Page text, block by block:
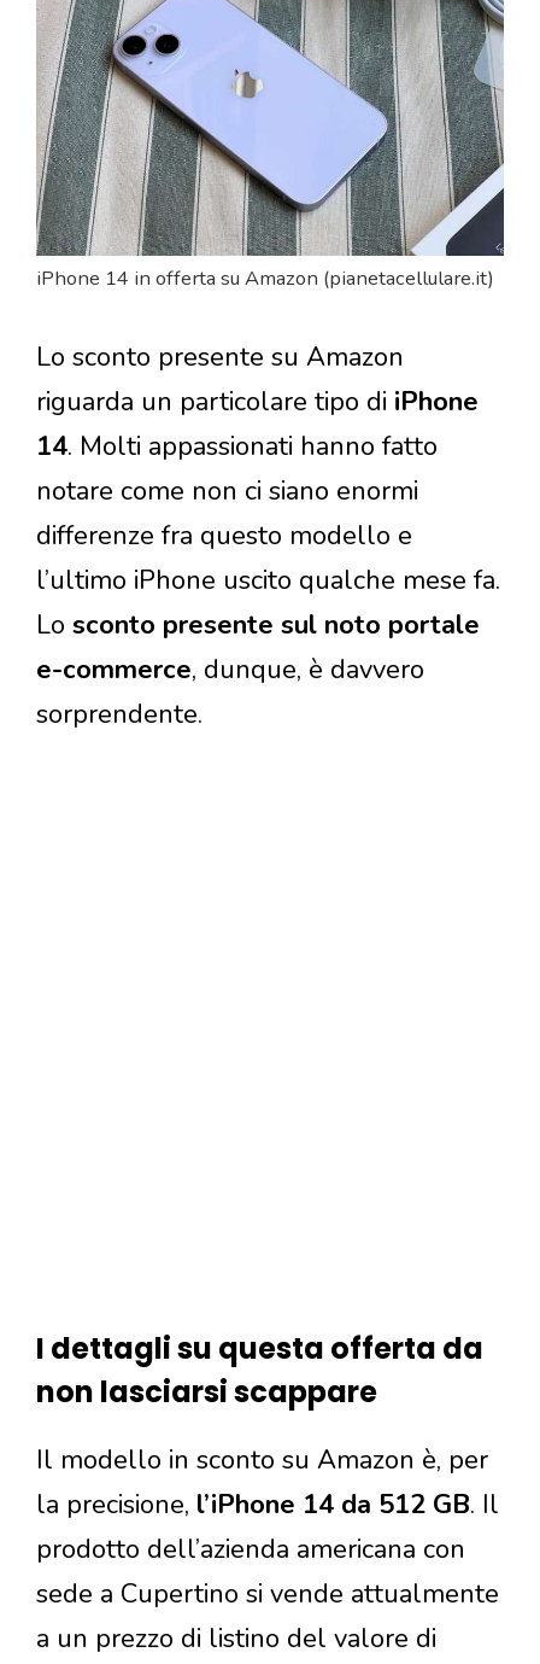
iPhone 14 in offerta su Amazon (pianetacellulare.it)
Lo sconto presente su Amazon
riguarda un particolare tipo di iPhone
14. Molti appassionati hanno fatto
notare come non ci siano enormi
differenze fra questo modello e
l’ultimo iPhone uscito qualche mese fa.
Lo sconto presente sul noto portale
e-commerce, dunque, è davvero
sorprendente.
I dettagli su questa offerta da
non lasciarsi scappare
Il modello in sconto su Amazon è, per
la precisione, l’iPhone 14 da 512 GB. Il
prodotto dell’azienda americana con
sede a Cupertino si vende attualmente
a un prezzo di listino del valore di